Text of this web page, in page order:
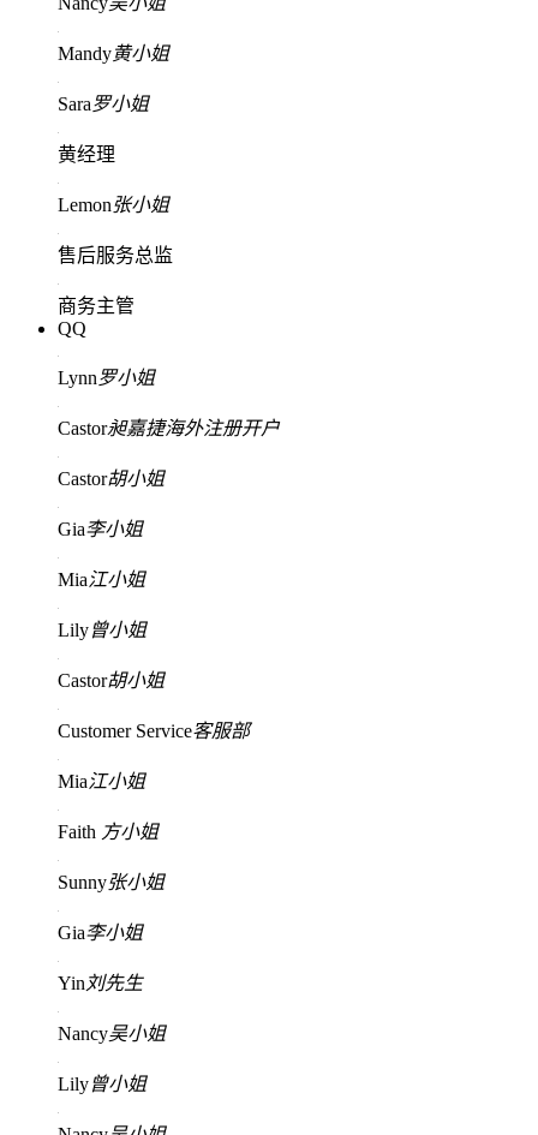
Mandy黄小姐
Sara罗小姐
黄经理
Lemon张小姐
售后服务总监
商务主管
QQ
Lynn罗小姐
Castor昶嘉捷海外注册开户
Castor胡小姐
Gia李小姐
Mia江小姐
Lily曾小姐
Castor胡小姐
Customer Service客服部
Mia江小姐
Faith 方小姐
Sunny张小姐
Gia李小姐
Yin 刘先生
Nancy吴小姐
Lily曾小姐